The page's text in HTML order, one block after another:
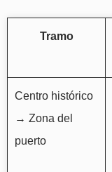
Tramo
Centro histórico
→ Zona del
puerto